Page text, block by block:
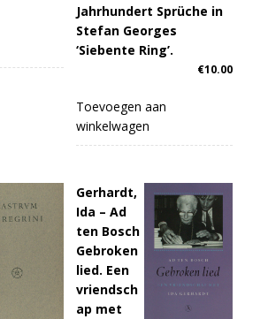
Jahrhundert Sprüche in
Stefan Georges
‘Siebente Ring’.
€10.00
Toevoegen aan
winkelwagen
Gerhardt,
Ida – Ad
ten Bosch
Gebroken
lied. Een
vriendsch
ap met